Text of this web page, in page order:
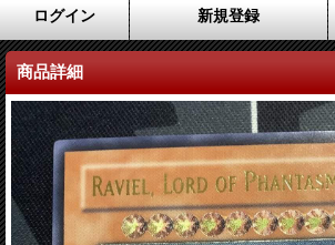
ログイン 新規登録
商品詳細